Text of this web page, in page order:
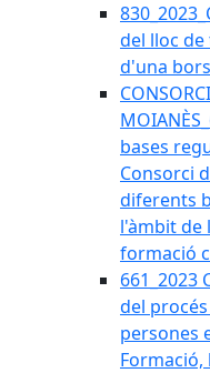
del lloc
d'una
CONSORCI
bases
Consorci
diferents
l'àmbit de
formació
661_2023
del
persones
Formació,